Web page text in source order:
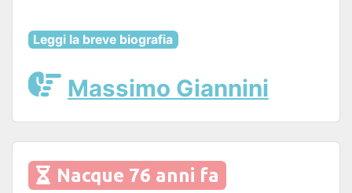
Leggi la breve biografia
Massimo Giannini
Nacque 76 anni fa